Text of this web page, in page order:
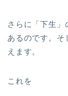
さらに「下生
あるのです。そ
えます。
これを